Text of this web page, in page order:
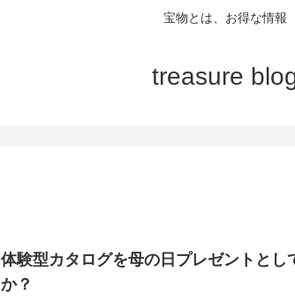
宝物とは、お得な情報
treasure
体験型カタログを母の日プレゼントとし
か？